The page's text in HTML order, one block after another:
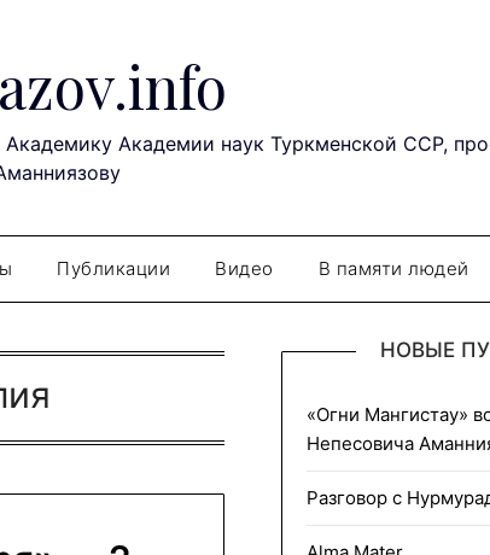
Академии наук Туркменской ССР,
Публикации Видео В памяти людей
НОВЫЕ
«Огни Мангистау»
Непесовича
Разговор с